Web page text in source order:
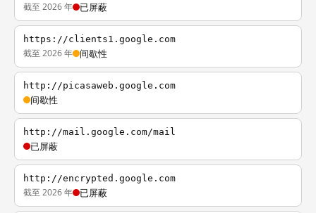
截至 2026 年 已屏蔽
https://clients1.google.com
截至 2026 年 间歇性
http://picasaweb.google.com
间歇性
http://mail.google.com/mail
已屏蔽
http://encrypted.google.com
截至 2026 年 已屏蔽